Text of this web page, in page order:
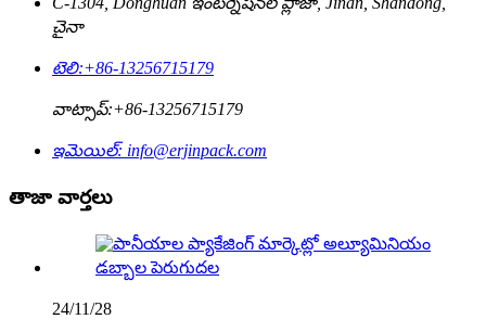
చైనా
టెలి:+86-13256715179
వాట్సాప్:+86-13256715179
ఇమెయిల్: info@erjinpack.com
తాజా వార్తలు
24/11/28